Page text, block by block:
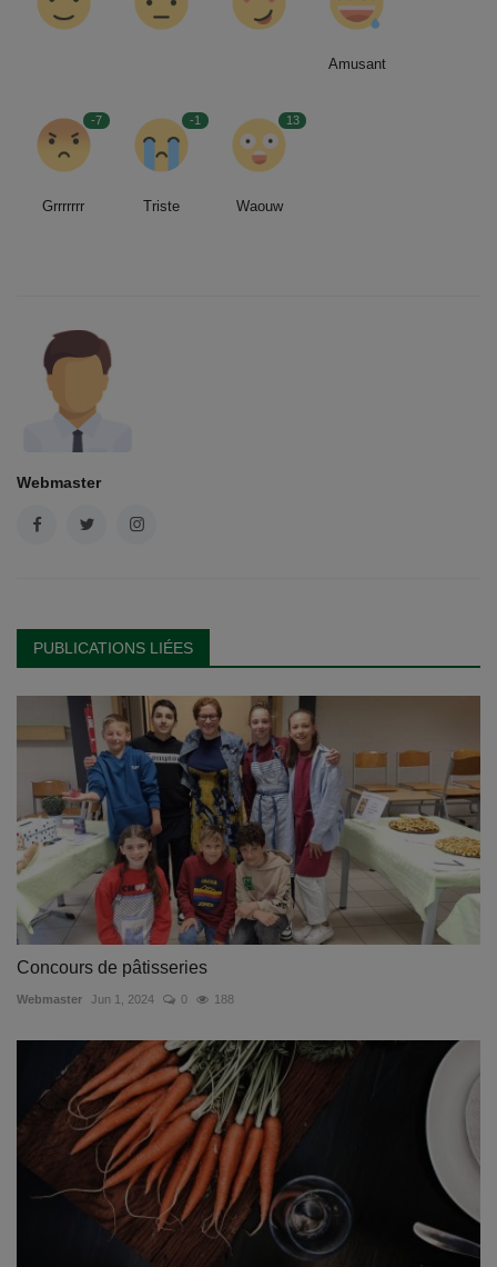
Amusant
-7
Grrrrrrr
-1
Triste
13
Waouw
Webmaster
PUBLICATIONS LIÉES
Concours de pâtisseries
Webmaster Jun 1, 2024 0 188